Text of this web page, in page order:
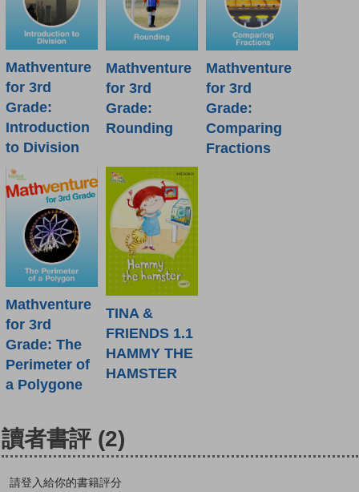
Mathventure
for 3rd
Grade:
Introduction
to Division
Mathventure
for 3rd
Grade:
Rounding
Mathventure
for 3rd
Grade:
Comparing
Fractions
Mathventure
for 3rd
Grade: The
Perimeter of
a Polygone
TINA &
FRIENDS 1.1
HAMMY THE
HAMSTER
讀者書評 (2)
請登入給你的書籍評分